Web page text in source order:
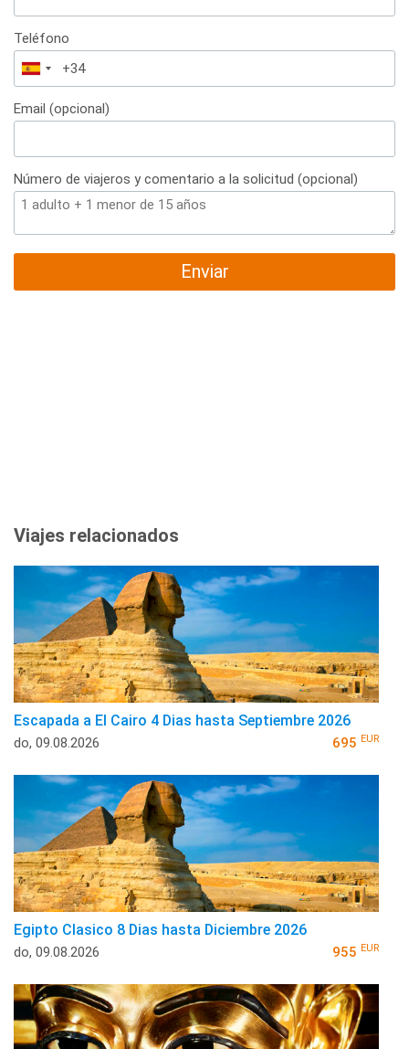
Teléfono
España
+34
Email (opcional)
Número de viajeros y comentario a la solicitud (opcional)
Enviar
Viajes relacionados
Escapada a El Cairo 4 Dias hasta Septiembre 2026
do, 09.08.2026 695 EUR
Egipto Clasico 8 Dias hasta Diciembre 2026
do, 09.08.2026 955 EUR